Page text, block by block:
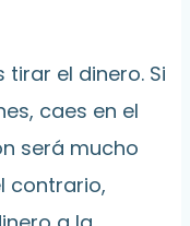
el dinero. Si
caes en el
será mucho
contrario,